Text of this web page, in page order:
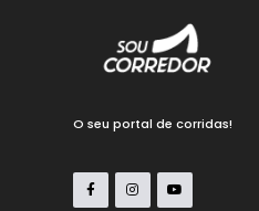
O seu portal de corridas!